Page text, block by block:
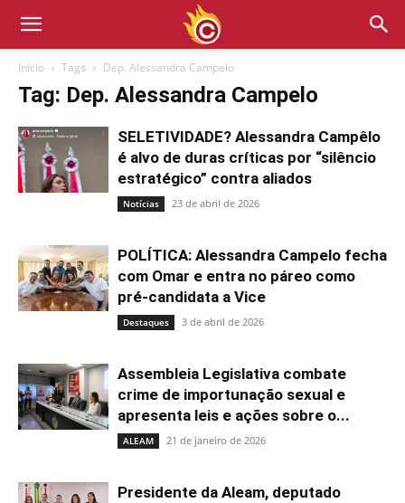
Início Tags Dep. Alessandra Campelo
Tag: Dep. Alessandra Campelo
SELETIVIDADE? Alessandra Campêlo
é alvo de duras críticas por “silêncio
estratégico” contra aliados
Notícias 23 de abril de 2026
POLÍTICA: Alessandra Campelo fecha
com Omar e entra no páreo como
pré-candidata a Vice
Destaques 3 de abril de 2026
Assembleia Legislativa combate
crime de importunação sexual e
apresenta leis e ações sobre o...
ALEAM 21 de janeiro de 2026
Presidente da Aleam, deputado